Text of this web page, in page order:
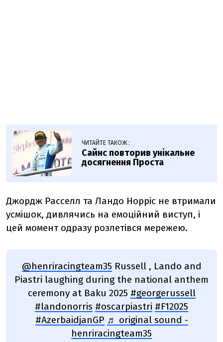
ЧИТАЙТЕ ТАКОЖ :
Сайнс повторив унікальне
досягнення Проста
Джордж Расселл та Ландо Норріс не втримали
усмішок, дивлячись на емоційний виступ, і
цей момент одразу розлетівся мережею.
@henriracingteam35 Russell , Lando and
Piastri laughing during the national anthem
ceremony at Baku 2025 #georgerussell
#landonorris #oscarpiastri #F12025
#AzerbaidjanGP ♬ original sound -
henriracingteam35